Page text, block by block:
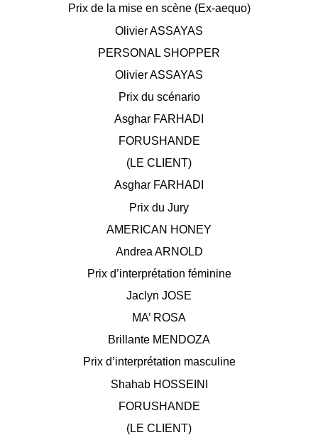
Prix de la mise en scène (Ex-aequo)
Olivier ASSAYAS
PERSONAL SHOPPER
Olivier ASSAYAS
Prix du scénario
Asghar FARHADI
FORUSHANDE
(LE CLIENT)
Asghar FARHADI
Prix du Jury
AMERICAN HONEY
Andrea ARNOLD
Prix d’interprétation féminine
Jaclyn JOSE
MA’ ROSA
Brillante MENDOZA
Prix d’interprétation masculine
Shahab HOSSEINI
FORUSHANDE
(LE CLIENT)